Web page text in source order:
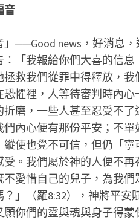
音
」──Good news，好消息
：「我報給你們大喜的信
拯救我們從罪中得釋放，
恐懼裡，人等待審判時內
折磨，一些人甚至忍受不
們內心便有那份平安；不
縱使也覺不可信，但仍「
受。我們屬於神的人便不
不愛惜自己的兒子，為我
？」（羅8:32），神將平
願你們的靈與魂與身子得